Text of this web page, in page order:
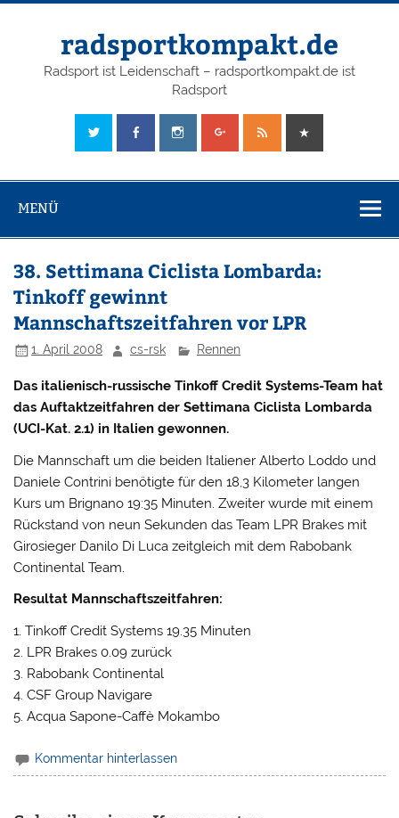
radsportkompakt.de
Radsport ist Leidenschaft – radsportkompakt.de ist
Radsport
MENÜ
38. Settimana Ciclista Lombarda:
Tinkoff gewinnt
Mannschaftszeitfahren vor LPR
1. April 2008 cs-rsk Rennen
Das italienisch-russische Tinkoff Credit Systems-Team hat
das Auftaktzeitfahren der Settimana Ciclista Lombarda
(UCI-Kat. 2.1) in Italien gewonnen.
Die Mannschaft um die beiden Italiener Alberto Loddo und
Daniele Contrini benötigte für den 18,3 Kilometer langen
Kurs um Brignano 19:35 Minuten. Zweiter wurde mit einem
Rückstand von neun Sekunden das Team LPR Brakes mit
Girosieger Danilo Di Luca zeitgleich mit dem Rabobank
Continental Team.
Resultat Mannschaftszeitfahren:
1. Tinkoff Credit Systems 19.35 Minuten
2. LPR Brakes 0.09 zurück
3. Rabobank Continental
4. CSF Group Navigare
5. Acqua Sapone-Caffè Mokambo
Kommentar hinterlassen